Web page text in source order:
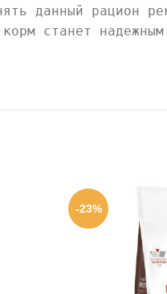
данный рацион
станет
-23%